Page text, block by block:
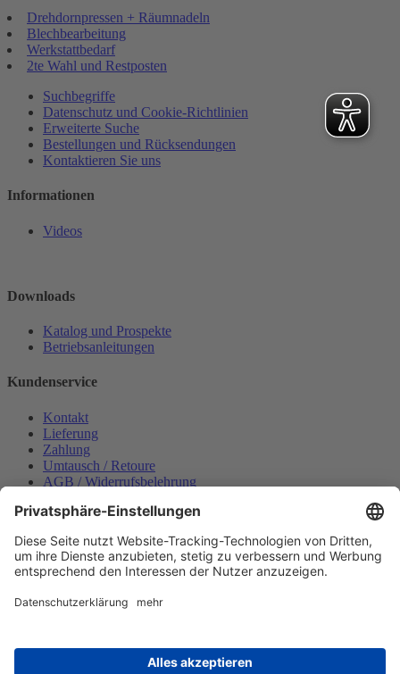
Drehdornpressen + Räumnadeln
Blechbearbeitung
Werkstattbedarf
2te Wahl und Restposten
Suchbegriffe
Datenschutz und Cookie-Richtlinien
Erweiterte Suche
Bestellungen und Rücksendungen
Kontaktieren Sie uns
Informationen
Videos
Downloads
Katalog und Prospekte
Betriebsanleitungen
Kundenservice
Kontakt
Lieferung
Zahlung
Umtausch / Retoure
AGB / Widerrufsbelehrung
Datenschutzerklärung
Bestellung widerrufen
Mein konto
Zahlungsmöglichkeiten